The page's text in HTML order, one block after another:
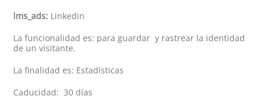
lms_ads: Linkedin
La funcionalidad es: para guardar y rastrear la identidad
de un visitante.
La finalidad es: Estadísticas
Caducidad: 30 días